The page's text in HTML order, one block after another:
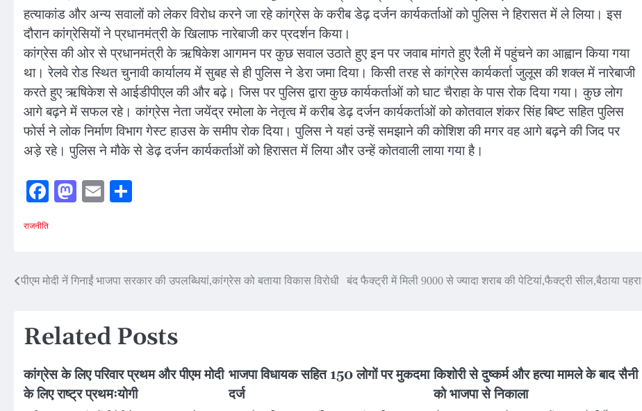
हत्याकांड और अन्य सवालों को लेकर विरोध करने जा रहे कांग्रेस के करीब डेढ़ दर्जन कार्यकर्ताओं को पुलिस ने हिरासत में ले लिया। इस
दौरान कांग्रेसियों ने प्रधानमंत्री के खिलाफ नारेबाजी कर प्रदर्शन किया।
कांग्रेस की ओर से प्रधानमंत्री के ऋषिकेश आगमन पर कुछ सवाल उठाते हुए इन पर जवाब मांगते हुए रैली में पहुंचने का आह्वान किया गया
था। रेलवे रोड स्थित चुनावी कार्यालय में सुबह से ही पुलिस ने डेरा जमा दिया। किसी तरह से कांग्रेस कार्यकर्ता जुलूस की शक्ल में नारेबाजी
करते हुए ऋषिकेश से आईडीपीएल की और बढ़े। जिस पर पुलिस द्वारा कुछ कार्यकर्ताओं को घाट चैराहा के पास रोक दिया गया। कुछ लोग
आगे बढ़ने में सफल रहे। कांग्रेस नेता जयेंद्र रमोला के नेतृत्व में करीब डेढ़ दर्जन कार्यकर्ताओं को कोतवाल शंकर सिंह बिष्ट सहित पुलिस
फोर्स ने लोक निर्माण विभाग गेस्ट हाउस के समीप रोक दिया। पुलिस ने यहां उन्हें समझाने की कोशिश की मगर वह आगे बढ़ने की जिद पर
अड़े रहे। पुलिस ने मौके से डेढ़ दर्जन कार्यकर्ताओं को हिरासत में लिया और उन्हें कोतवाली लाया गया है।
Facebook
Mastodon
Email
राजनीति
Post
पीएम मोदी नें गिनाईं भाजपा सरकार की उपलब्धियां,कांग्रेस को बताया विकास विरोधी बंद फैक्ट्री में मिली 9000 से ज्यादा शराब की पेटियां,फैक्ट्री सील,बैठाया पहरा
Related Posts
कांग्रेस के लिए परिवार प्रथम और पीएम मोदी
के लिए राष्ट्र प्रथमःयोगी
भाजपा विधायक सहित 150 लोगों पर मुकदमा
दर्ज
किशोरी से दुष्कर्म और हत्या मामले के बाद सैनी
को भाजपा से निकाला